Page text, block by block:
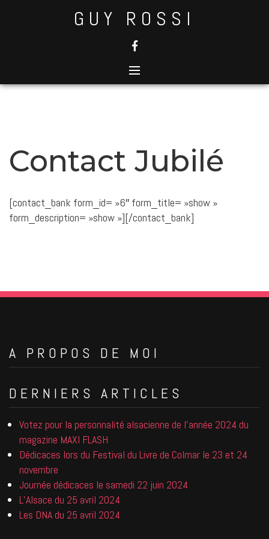
GUY ROSSI
Contact Jubilé
[contact_bank form_id= »6″ form_title= »show »
form_description= »show »][/contact_bank]
A PROPOS DE MOI
DERNIERS ARTICLES
Votez pour la personnalité alsacienne de l’année 2024 du
magazine MAXI FLASH
Dédicaces lors du Festival du Livre de Colmar le 23 et 24
novembre
Journée dédicaces le samedi 22 juin 2024
L’Alsace du 25 avril 2024
Les DNA du 25 avril 2024